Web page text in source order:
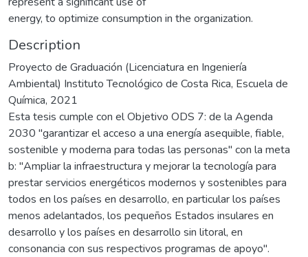
energy, to optimize consumption in the organization.
Description
Proyecto de Graduación (Licenciatura en Ingeniería
Ambiental) Instituto Tecnológico de Costa Rica, Escuela de
Química, 2021
Esta tesis cumple con el Objetivo ODS 7: de la Agenda
2030 "garantizar el acceso a una energía asequible, fiable,
sostenible y moderna para todas las personas" con la meta
b: "Ampliar la infraestructura y mejorar la tecnología para
prestar servicios energéticos modernos y sostenibles para
todos en los países en desarrollo, en particular los países
menos adelantados, los pequeños Estados insulares en
desarrollo y los países en desarrollo sin litoral, en
consonancia con sus respectivos programas de apoyo".